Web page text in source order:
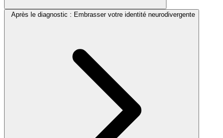
Après le diagnostic : Embrasser votre identité neurodivergente